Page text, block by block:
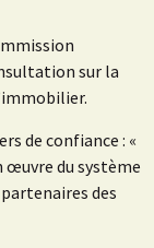
sur la
de confiance : «
œuvre du système
des